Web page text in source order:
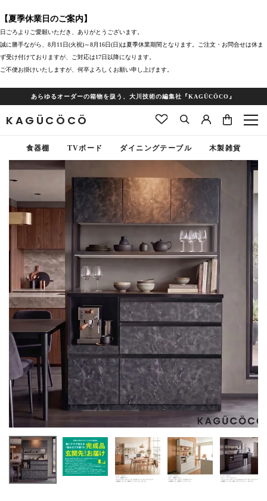
【夏季休業日のご案内】
日ごろよりご愛願いただき、ありがとうございます。
誠に勝手ながら、8月11日(火祝)～8月16日(日)は夏季休業期間となります。ご注文・お問合せは休ま
ず受け付けておりますが、ご対応は17日以降になります。
ご不便お掛けいたしますが、何卒よろしくお願い申し上げます。
あらゆるオーダーの箱物を扱う、大川技術の編集社『KAGÜCÖCO』
KAGÜCÖCÖ
食器棚 TVボード ダイニングテーブル 木製雑貨